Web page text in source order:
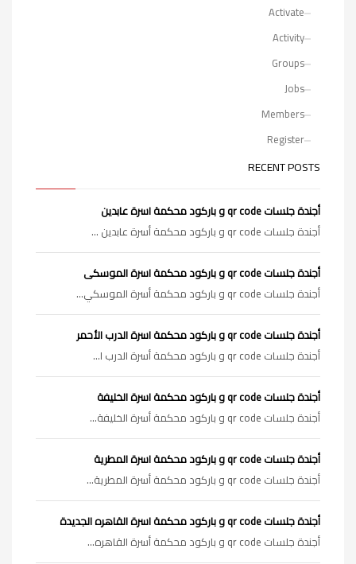
Activate
Activity
Groups
Jobs
Members
Register
RECENT POSTS
أجندة جلسات qr code و باركود محكمة اسرة عابدين
أجندة جلسات qr code و باركود محكمة أسرة عابدين ...
أجندة جلسات qr code و باركود محكمة اسرة الموسكى
أجندة جلسات qr code و باركود محكمة أسرة الموسكي...
أجندة جلسات qr code و باركود محكمة اسرة الدرب الأحمر
أجندة جلسات qr code و باركود محكمة أسرة الدرب ا...
أجندة جلسات qr code و باركود محكمة اسرة الخليفة
أجندة جلسات qr code و باركود محكمة أسرة الخليفة...
أجندة جلسات qr code و باركود محكمة اسرة المطرية
أجندة جلسات qr code و باركود محكمة أسرة المطرية...
أجندة جلسات qr code و باركود محكمة اسرة القاهره الجديدة
أجندة جلسات qr code و باركود محكمة أسرة القاهره...